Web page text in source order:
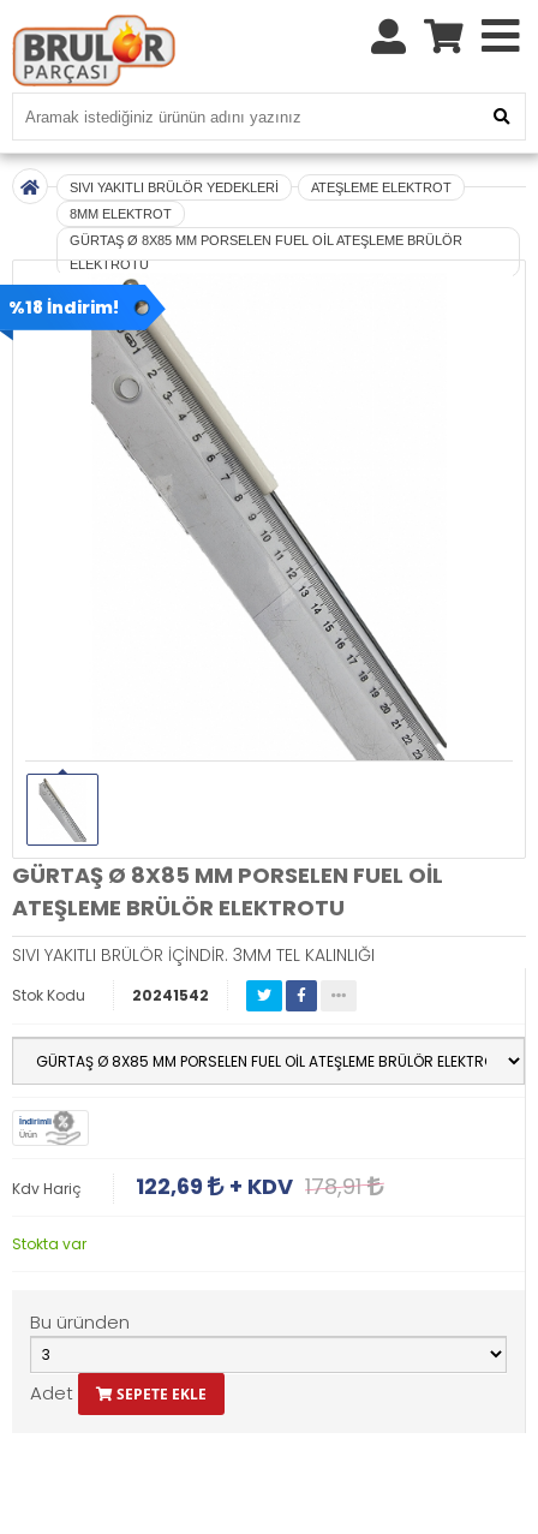
SIVI YAKITLI BRÜLÖR YEDEKLERİ
ATEŞLEME ELEKTROT
8MM ELEKTROT
GÜRTAŞ Ø 8X85 MM PORSELEN FUEL OİL ATEŞLEME BRÜLÖR
ELEKTROTU
%18 İndirim!
GÜRTAŞ Ø 8X85 MM PORSELEN FUEL OİL
ATEŞLEME BRÜLÖR ELEKTROTU
SIVI YAKITLI BRÜLÖR İÇİNDİR. 3MM TEL KALINLIĞI
Stok Kodu 20241542
İndirimli
Ürün
Kdv Hariç 122,69 + KDV 178,91
Stokta var
Bu üründen
Adet SEPETE EKLE